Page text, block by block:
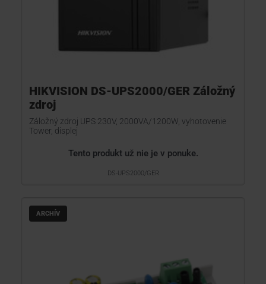
HIKVISION DS-UPS2000/GER Záložný
zdroj
Záložný zdroj UPS 230V, 2000VA/1200W, vyhotovenie
Tower, displej
Tento produkt už nie je v ponuke.
DS-UPS2000/GER
ARCHÍV